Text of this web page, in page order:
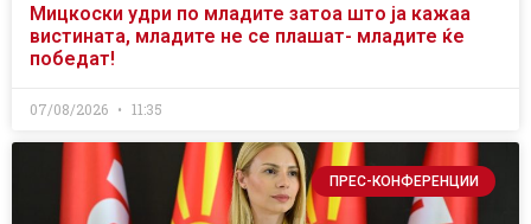
Мицкоски удри по младите затоа што ја кажаа
вистината, младите не се плашат- младите ќе
победат!
07/08/2026 11:35
ПРЕС-КОНФЕРЕНЦИИ